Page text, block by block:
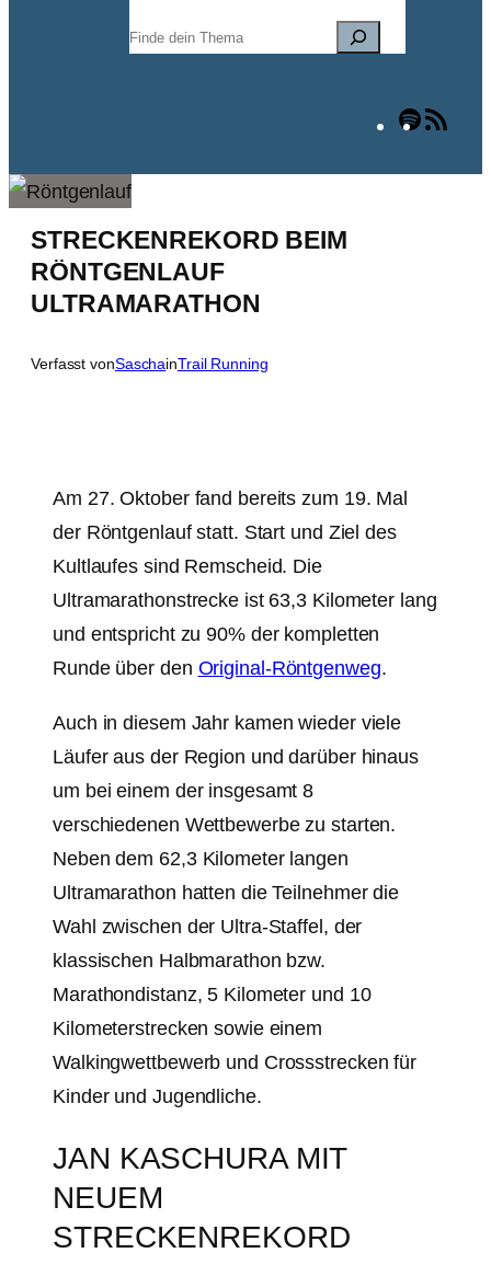
Suchen
Spotify
STRECKENREKORD BEIM
RÖNTGENLAUF
ULTRAMARATHON
Verfasst vonSaschainTrail Running
Am 27. Oktober fand bereits zum 19. Mal
der Röntgenlauf statt. Start und Ziel des
Kultlaufes sind Remscheid. Die
Ultramarathonstrecke ist 63,3 Kilometer lang
und entspricht zu 90% der kompletten
Runde über den Original-Röntgenweg.
Auch in diesem Jahr kamen wieder viele
Läufer aus der Region und darüber hinaus
um bei einem der insgesamt 8
verschiedenen Wettbewerbe zu starten.
Neben dem 62,3 Kilometer langen
Ultramarathon hatten die Teilnehmer die
Wahl zwischen der Ultra-Staffel, der
klassischen Halbmarathon bzw.
Marathondistanz, 5 Kilometer und 10
Kilometerstrecken sowie einem
Walkingwettbewerb und Crossstrecken für
Kinder und Jugendliche.
JAN KASCHURA MIT
NEUEM
STRECKENREKORD